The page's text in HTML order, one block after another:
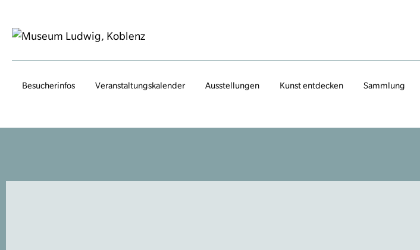
Besucherinfos Veranstaltungs­kalender Ausstellungen Kunst entdecken Sammlung